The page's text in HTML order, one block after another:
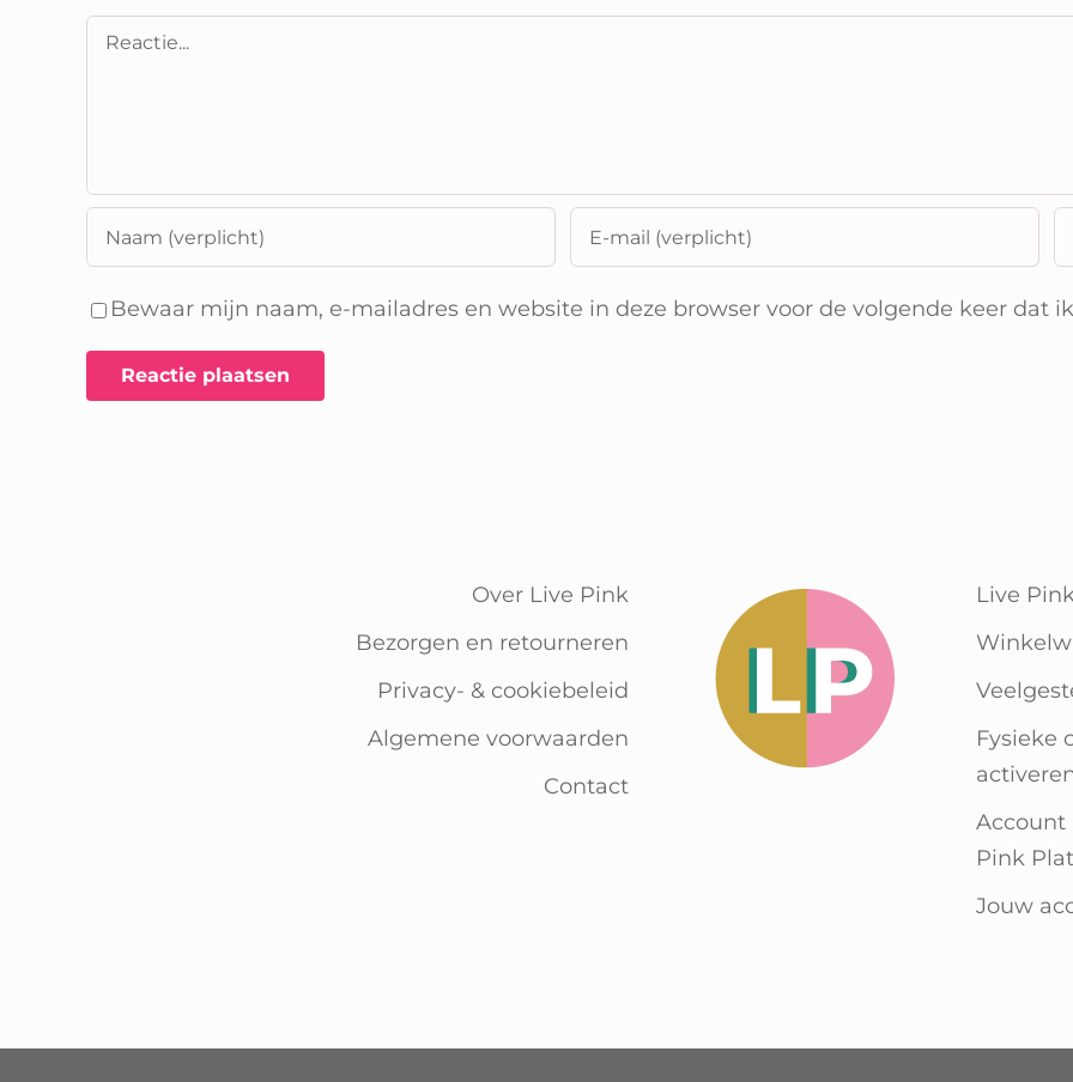
Reactie
Bewaar mijn naam, e-mailadres en website in deze browser voor de volgende keer dat
Over Live Pink
Bezorgen en retourneren
Privacy- & cookiebeleid
Algemene voorwaarden
Contact
Live
Fysieke
Account
Pink
Jouw